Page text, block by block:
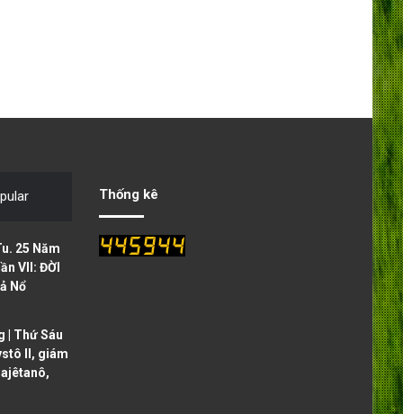
25 Năm
VII: ĐỜI
Nổ
| Thứ Sáu
II, giám
Thống kê